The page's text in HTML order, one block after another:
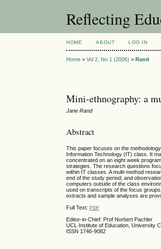
Reflecting
HOME ABOUT LOG IN
Home >Vol 2, No 1 (2006) >Rand
Mini-ethnography: a
Jane Rand
Abstract
This paper focuses on the
Information Technology (IT) class. It
concentrated on an eight week
strategies. The research questions
within IT classes. A multi-method
end of the study period; and
computers outside of the class
used on transcripts of the focus
extracts and sample analyses are
Full Text:PDF
Editor-in-Chief: Prof Norbert Pachler
UCL Institute of Education, University
ISSN 1746-9082